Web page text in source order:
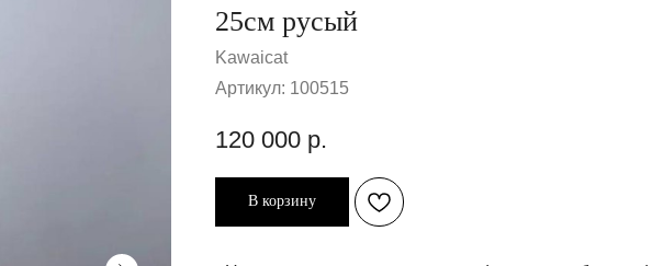
25см русый
Kawaicat
Артикул: 100515
120 000 р.
В корзину